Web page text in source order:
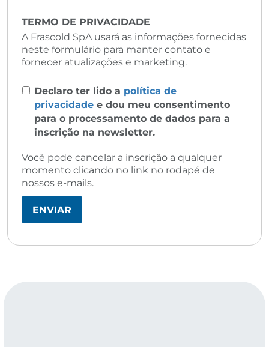
TERMO DE PRIVACIDADE
A Frascold SpA usará as informações fornecidas
neste formulário para manter contato e
fornecer atualizações e marketing.
Declaro ter lido a política de
privacidade e dou meu consentimento
para o processamento de dados para a
inscrição na newsletter.
Você pode cancelar a inscrição a qualquer
momento clicando no link no rodapé de
nossos e-mails.